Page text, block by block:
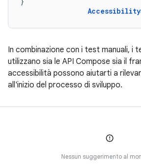
In combinazione con i test manuali, i
utilizzano sia le API Compose sia il
accessibilità possono aiutarti a
all'inizio del processo di sviluppo.
Nessun suggerimento al